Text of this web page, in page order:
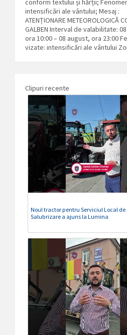
conform textului și hărții;
intensificări ale vântului; Mesaj :
ATENȚIONARE METEOROLOGICĂ
GALBEN Interval de valabilitate:
ora 10:00 – 08 august, ora 23:00
vizate: intensificări ale vântului
Clipuri recente
Noul tractor pentru Serviciul Local de
Salubrizare a ajuns la Lumina